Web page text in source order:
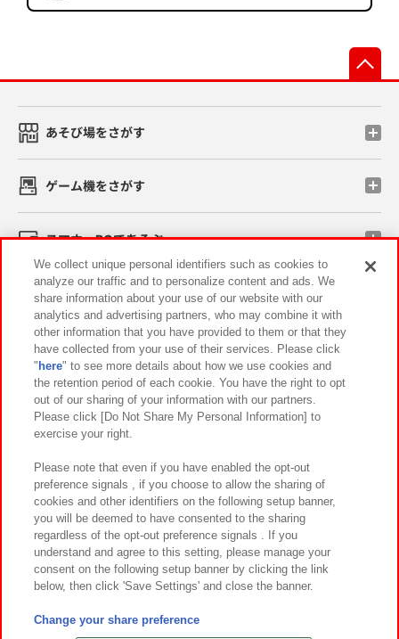
あそび場をさがす
ゲーム機をさがす
スマホ・PCであそぶ
イベント・キャンペーン
関連会社 サステナビリティ サイトポリシー
プライバシーポリシー ウェブアクセシビリティ方針と検証結果
お取引先さまとともに
カスタマーハラスメント対応方針 よくあるご質問・お問い合わせ
©Bandai Namco Amusement Inc.
©Bandai Namco Amusement Lab Inc.
We collect unique personal identifiers such as cookies to
analyze our traffic and to personalize content and ads. We
share information about your use of our website with our
analytics and advertising partners, who may combine it with
other information that you have provided to them or that they
have collected from your use of their services. Please click
" here" to see more details about how we use cookies and
the retention period of each cookie. You have the right to opt
out of our sharing of your information with our partners.
Please click [Do Not Share My Personal Information] to
exercise your right.
Please note that even if you have enabled the opt-out
preference signals , if you choose to allow the sharing of
cookies and other identifiers on the following setup banner,
you will be deemed to have consented to the sharing
regardless of the opt-out preference signals . If you
understand and agree to this setting, please manage your
consent on the following setup banner by clicking the link
below, then click 'Save Settings' and close the banner.
Change your share preference